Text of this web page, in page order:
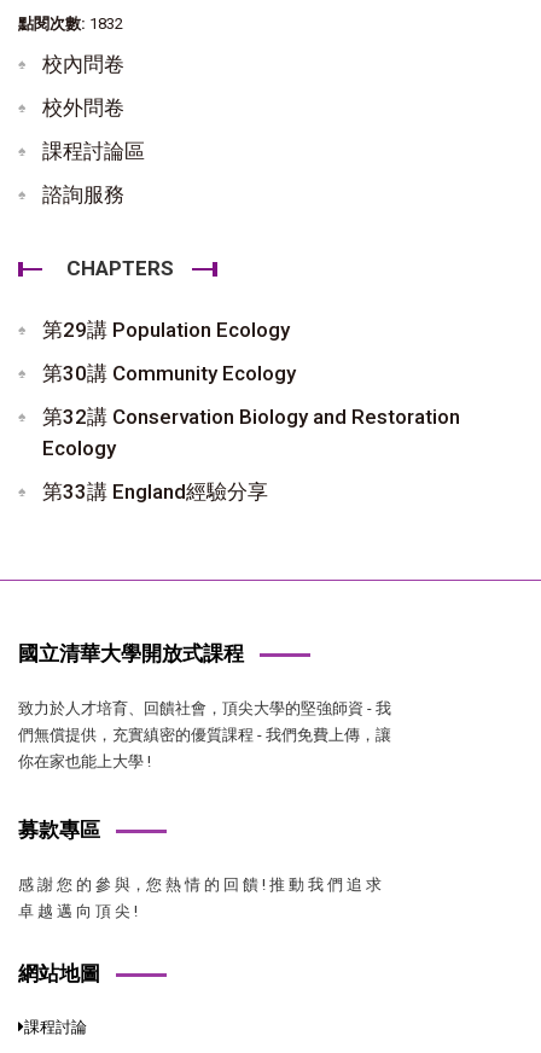
點閱次數: 1832
校內問卷
校外問卷
課程討論區
諮詢服務
CHAPTERS
第29講 Population Ecology
第30講 Community Ecology
第32講 Conservation Biology and Restoration
Ecology
第33講 England經驗分享
國立清華大學開放式課程
致力於人才培育、回饋社會，頂尖大學的堅強師資 - 我
們無償提供，充實縝密的優質課程 - 我們免費上傳，讓
你在家也能上大學 !
募款專區
感 謝 您 的 參 與，您 熱 情 的 回 饋 ! 推 動 我 們 追 求
卓 越 邁 向 頂 尖 !
網站地圖
課程討論